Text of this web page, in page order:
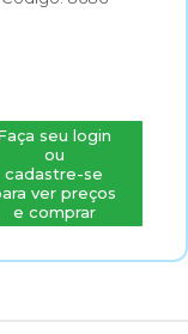
seu login
ou
cadastre-se
ver preços
e comprar